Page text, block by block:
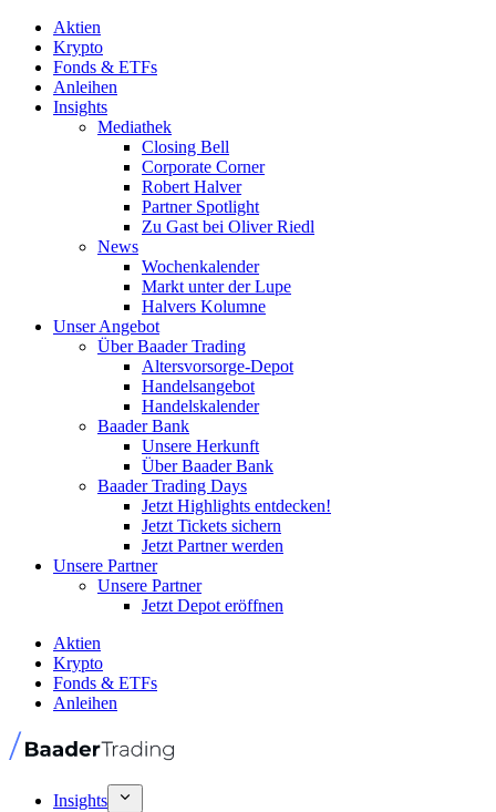
Aktien
Krypto
Fonds & ETFs
Anleihen
Insights
Mediathek
Closing Bell
Corporate Corner
Robert Halver
Partner Spotlight
Zu Gast bei Oliver Riedl
News
Wochenkalender
Markt unter der Lupe
Halvers Kolumne
Unser Angebot
Über Baader Trading
Altersvorsorge-Depot
Handelsangebot
Handelskalender
Baader Bank
Unsere Herkunft
Über Baader Bank
Baader Trading Days
Jetzt Highlights entdecken!
Jetzt Tickets sichern
Jetzt Partner werden
Unsere Partner
Unsere Partner
Jetzt Depot eröffnen
Aktien
Krypto
Fonds & ETFs
Anleihen
Insights